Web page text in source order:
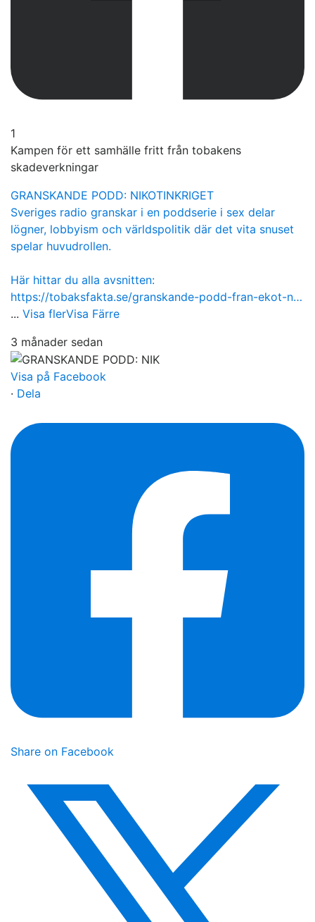
1
Kampen för ett samhälle fritt från tobakens
skadeverkningar
GRANSKANDE PODD: NIKOTINKRIGET
Sveriges radio granskar i en poddserie i sex delar
lögner, lobbyism och världspolitik där det vita snuset
spelar huvudrollen.
Här hittar du alla avsnitten:
https://tobaksfakta.se/granskande-podd-fran-ekot-n…
... Visa flerVisa Färre
3 månader sedan
Visa på Facebook
· Dela
Share on Facebook